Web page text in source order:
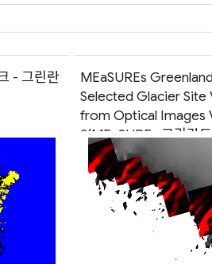
- 그린란
MEaSUREs
Selected Glacier Site
from Optical Images
2(MEaSUREs 그린란
학 이미지 버전 2에서
트 속도 지도)